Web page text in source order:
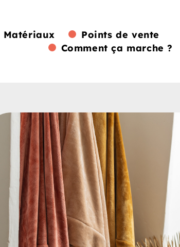
Matériaux
Points de vente
Comment ça marche ?